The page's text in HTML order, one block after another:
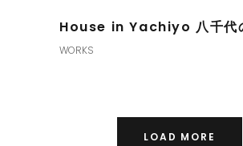
House in Yachiyo 八千代
WORKS
LOAD MORE